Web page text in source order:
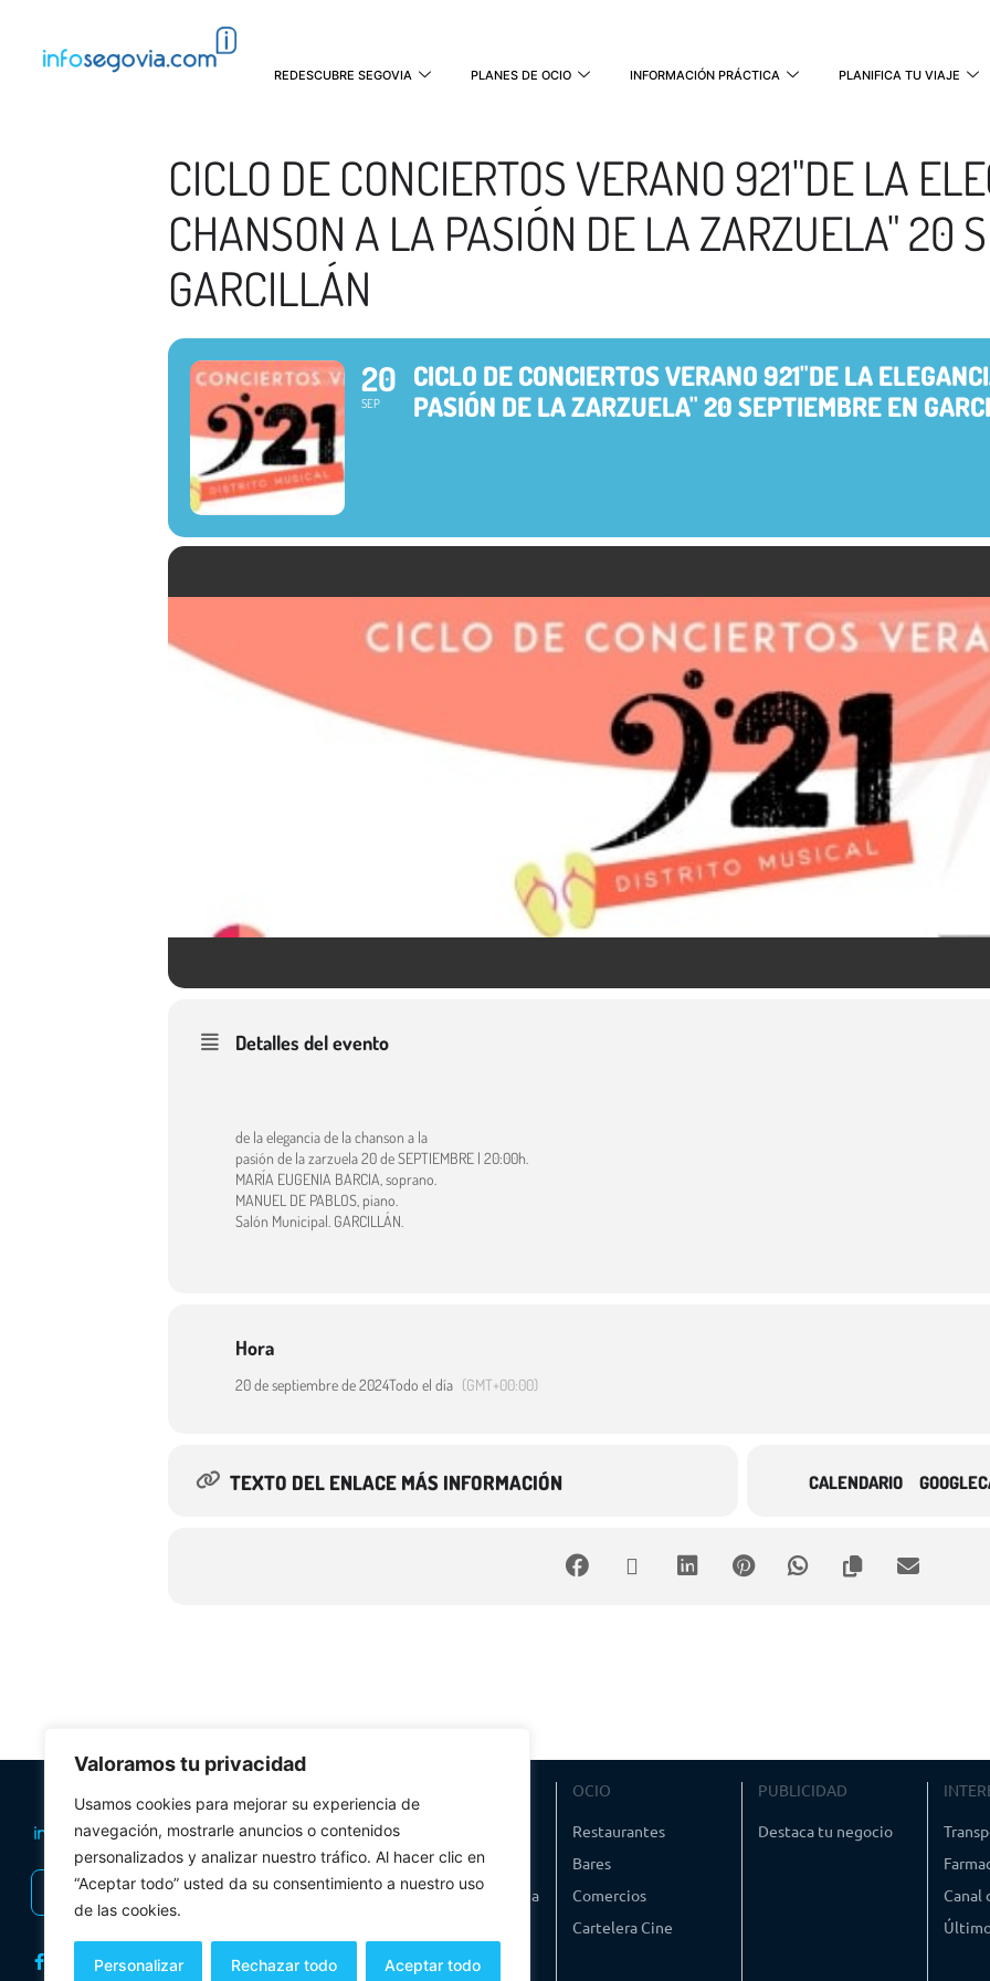
Valoramos tu privacidad
Usamos cookies para mejorar su experiencia de
navegación, mostrarle anuncios o contenidos
personalizados y analizar nuestro tráfico. Al hacer clic en
“Aceptar todo” usted da su consentimiento a nuestro uso
de las cookies.
Personalizar Rechazar todo Aceptar todo
REDESCUBRE SEGOVIA PLANES DE OCIO INFORMACIÓN PRÁCTICA PLANIFICA TU VIAJE
CICLO DE CONCIERTOS VERANO 921"DE LA
CHANSON A LA PASIÓN DE LA ZARZUELA" 20
GARCILLÁN
20
SEP
CICLO DE CONCIERTOS VERANO 921"DE LA
PASIÓN DE LA ZARZUELA" 20 SEPTIEMBRE EN
Detalles del evento
de la elegancia de la chanson a la
pasión de la zarzuela 20 de SEPTIEMBRE | 20:00h.
MARÍA EUGENIA BARCIA, soprano.
MANUEL DE PABLOS, piano.
Salón Municipal. GARCILLÁN.
Hora
20 de septiembre de 2024Todo el día (GMT+00:00)
TEXTO DEL ENLACE MÁS INFORMACIÓN CALENDARIO
INSCRIBIRSE AL BOLETÍN
Oficinas de turismo
Visitas Guiadas
Folletos y multimedia
OCIO
Restaurantes
Bares
Comercios
Cartelera Cine
PUBLICIDAD
Destaca tu negocio
Canal